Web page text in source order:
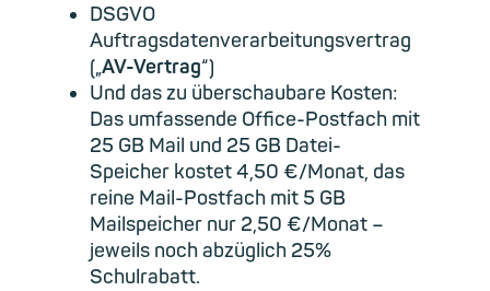
DSGVO
Auftragsdatenverarbeitungsvertrag
(„AV-Vertrag“)
Und das zu überschaubare Kosten:
Das umfassende Office-Postfach mit
25 GB Mail und 25 GB Datei-
Speicher kostet 4,50 €/Monat, das
reine Mail-Postfach mit 5 GB
Mailspeicher nur 2,50 €/Monat –
jeweils noch abzüglich 25%
Schulrabatt.